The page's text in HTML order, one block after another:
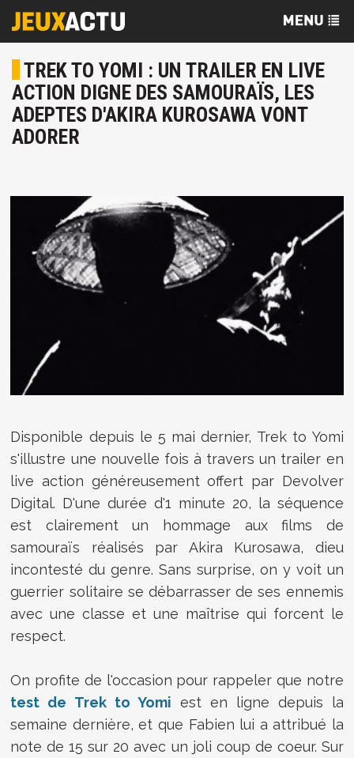
TREK TO YOMI : UN TRAILER EN LIVE
ACTION DIGNE DES SAMOURAÏS, LES
ADEPTES D'AKIRA KUROSAWA VONT
ADORER
Disponible depuis le 5 mai dernier, Trek to Yomi
s'illustre une nouvelle fois à travers un trailer en
live action généreusement offert par Devolver
Digital. D'une durée d'1 minute 20, la séquence
est clairement un hommage aux films de
samouraïs réalisés par Akira Kurosawa, dieu
incontesté du genre. Sans surprise, on y voit un
guerrier solitaire se débarrasser de ses ennemis
avec une classe et une maîtrise qui forcent le
respect.
On profite de l'occasion pour rappeler que notre
test de Trek to Yomi est en ligne depuis la
semaine dernière, et que Fabien lui a attribué la
note de 15 sur 20 avec un joli coup de coeur. Sur